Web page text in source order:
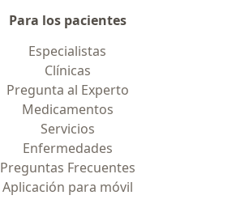
Para los pacientes
Especialistas
Clínicas
Pregunta al Experto
Medicamentos
Servicios
Enfermedades
Preguntas Frecuentes
Aplicación para móvil